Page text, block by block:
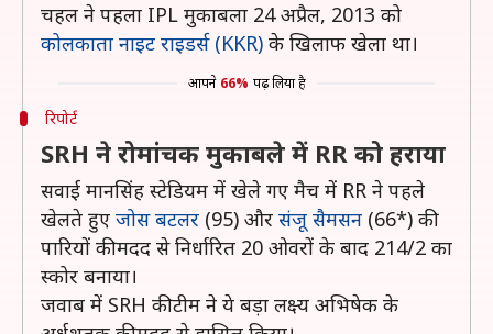
चहल ने पहला IPL मुकाबला 24 अप्रैल, 2013 को
कोलकाता नाइट राइडर्स (KKR) के खिलाफ खेला था।
आपने 66% पढ़ लिया है
रिपोर्ट
SRH ने रोमांचक मुकाबले में RR को हराया
सवाई मानसिंह स्टेडियम में खेले गए मैच में RR ने पहले
खेलते हुए जोस बटलर (95) और संजू सैमसन (66*) की
पारियों की मदद से निर्धारित 20 ओवरों के बाद 214/2 का
स्कोर बनाया।
जवाब में SRH की टीम ने ये बड़ा लक्ष्य अभिषेक के